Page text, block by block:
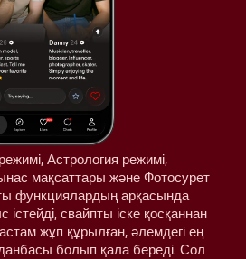
Астрология режимі,
мақсаттары және Фотосурет
функциялардың арқасында
свайпты іске қосқаннан
жұп құрылған, әлемдегі ең
болып қала береді. Сол